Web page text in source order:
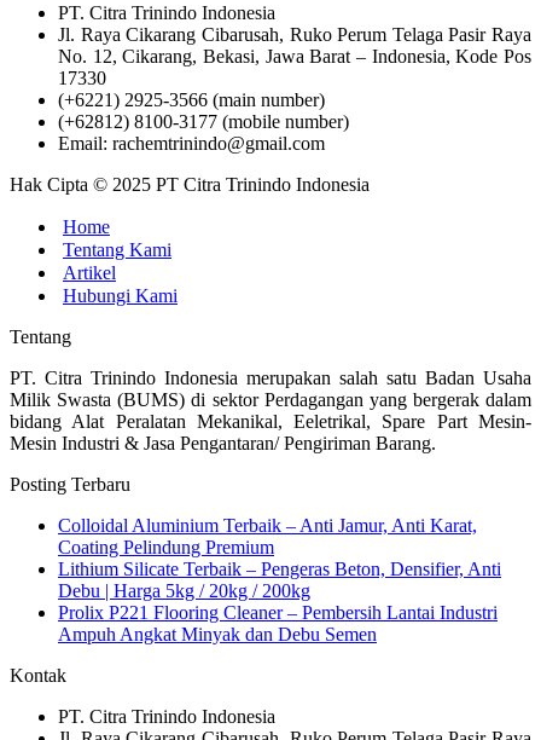
PT. Citra Trinindo Indonesia
Jl. Raya Cikarang Cibarusah, Ruko Perum Telaga Pasir Raya
No. 12, Cikarang, Bekasi, Jawa Barat – Indonesia, Kode Pos
17330
(+6221) 2925-3566 (main number)
(+62812) 8100-3177 (mobile number)
Email: rachemtrinindo@gmail.com
Hak Cipta © 2025 PT Citra Trinindo Indonesia
Home
Tentang Kami
Artikel
Hubungi Kami
Tentang
PT. Citra Trinindo Indonesia merupakan salah satu Badan Usaha
Milik Swasta (BUMS) di sektor Perdagangan yang bergerak dalam
bidang Alat Peralatan Mekanikal, Eeletrikal, Spare Part Mesin-
Mesin Industri & Jasa Pengantaran/ Pengiriman Barang.
Posting Terbaru
Colloidal Aluminium Terbaik – Anti Jamur, Anti Karat,
Coating Pelindung Premium
Lithium Silicate Terbaik – Pengeras Beton, Densifier, Anti
Debu | Harga 5kg / 20kg / 200kg
Prolix P221 Flooring Cleaner – Pembersih Lantai Industri
Ampuh Angkat Minyak dan Debu Semen
Kontak
PT. Citra Trinindo Indonesia